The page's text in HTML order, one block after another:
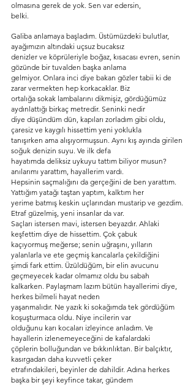
olmasına gerek de yok. Sen var edersin,
belki.
Galiba anlamaya başladım. Üstümüzdeki bulutlar,
ayağımızın altındaki uçsuz bucaksız
denizler ve köprüleriyle boğaz, kısacası evren, senin
gözünde bir tuvalden başka anlama
gelmiyor. Onlara inci diye bakan gözler tabii ki de
zarar vermekten hep korkacaklar. Biz
ortalığa sokak lambalarını dikmişiz, gördüğümüz
aydınlattığı birkaç metredir. Seninki nedir
diye düşündüm dün, kapıları zorladım gibi oldu,
çaresiz ve kaygılı hissettim yeni yoklukla
tanışırken ama alışıyormuşsun. Aynı kış ayında girilen
soğuk denizin suyu. Ve ilk defa
hayatımda deliksiz uykuyu tattım biliyor musun?
anılarımı yarattım, hayallerim vardı.
Hepsinin saçmalığını da gerçeğini de ben yarattım.
Yattığım yatağı taştan yaptım, kalktım her
yerime batmış keskin uçlarından mustarip ve gezdim.
Etraf güzelmiş, yeni insanlar da var.
Saçları istersen mavi, istersen beyazdır. Ahlaki
keşfettim diye de hissettim. Çok çabuk
kaçıyormuş meğerse; senin uğraşını, yılların
yalanlarla ve ete geçmiş kancalarla çekildiğini
şimdi fark ettim. Üzüldüğüm, bir elin avucunu
geçmeyecek kadar olmamız oldu bu sabah
kalkarken. Paylaşmam lazım bütün hayallerimi diye,
herkes bilmeli hayat neden
yaşanmalıdır. Ne yazık ki sokağımda tek gördüğüm
koşuşturmaca oldu. Niye incilerin var
olduğunu karı kocaları izleyince anladım. Ve
hayallerin izlenemeyeceğini de kafalardaki
çöplerin bolluğundan ve bıkkınlıktan. Bir balçıktır,
kasırgadan daha kuvvetli çeker
etrafındakileri, beyinler de dahildir. Adına herkes
başka bir şeyi keyfince takar, gündem